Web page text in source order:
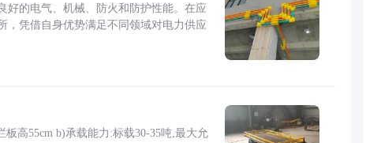
好的电气、机械、防火和防护性能。在应
，凭借自身优势满足不同领域对电力供应
高55cm b)承载能力:标载30-35吨,最大允